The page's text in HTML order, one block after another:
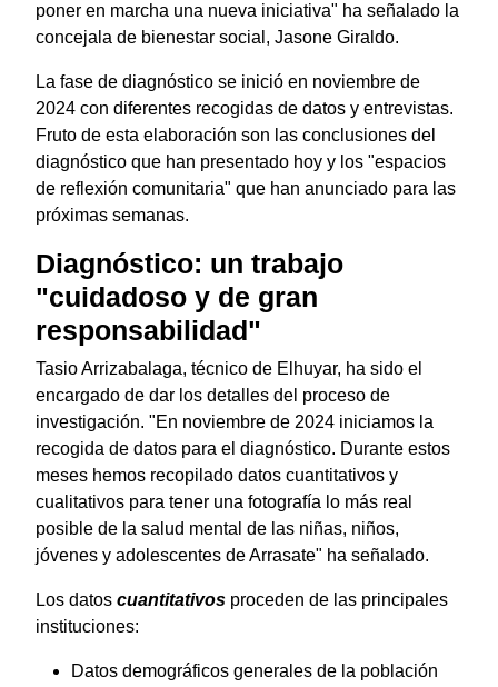
poner en marcha una nueva iniciativa" ha señalado la
concejala de bienestar social, Jasone Giraldo.
La fase de diagnóstico se inició en noviembre de
2024 con diferentes recogidas de datos y entrevistas.
Fruto de esta elaboración son las conclusiones del
diagnóstico que han presentado hoy y los "espacios
de reflexión comunitaria" que han anunciado para las
próximas semanas.
Diagnóstico: un trabajo
"cuidadoso y de gran
responsabilidad"
Tasio Arrizabalaga, técnico de Elhuyar, ha sido el
encargado de dar los detalles del proceso de
investigación. "En noviembre de 2024 iniciamos la
recogida de datos para el diagnóstico. Durante estos
meses hemos recopilado datos cuantitativos y
cualitativos para tener una fotografía lo más real
posible de la salud mental de las niñas, niños,
jóvenes y adolescentes de Arrasate" ha señalado.
Los datos cuantitativos proceden de las principales
instituciones:
Datos demográficos generales de la población